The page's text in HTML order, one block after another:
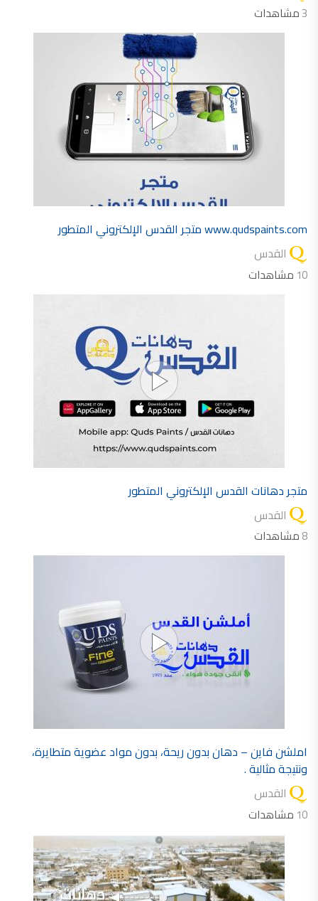
3مشاهدات
www.qudspaints.com متجر القدس الإلكتروني المتطور
القدس
10 مشاهدات
متجر دهانات القدس الإلكتروني المتطور
القدس
8مشاهدات
املشن فاين – دهان بدون ريحة، بدون مواد عضوية متطايرة،
ونتيجة مثالية .
القدس
10 مشاهدات